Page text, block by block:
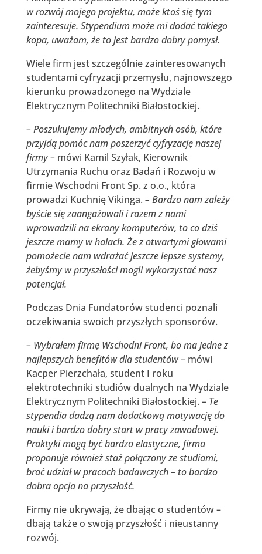
w rozwój mojego projektu, może ktoś się tym
zainteresuje. Stypendium może mi dodać takiego
kopa, uważam, że to jest bardzo dobry pomysł.
Wiele firm jest szczególnie zainteresowanych
studentami cyfryzacji przemysłu, najnowszego
kierunku prowadzonego na Wydziale
Elektrycznym Politechniki Białostockiej.
– Poszukujemy młodych, ambitnych osób, które
przyjdą pomóc nam poszerzyć cyfryzację naszej
firmy – mówi Kamil Szyłak, Kierownik
Utrzymania Ruchu oraz Badań i Rozwoju w
firmie Wschodni Front Sp. z o.o., która
prowadzi Kuchnię Vikinga. – Bardzo nam zależy
byście się zaangażowali i razem z nami
wprowadzili na ekrany komputerów, to co dziś
jeszcze mamy w halach. Że z otwartymi głowami
pomożecie nam wdrażać jeszcze lepsze systemy,
żebyśmy w przyszłości mogli wykorzystać nasz
potencjał.
Podczas Dnia Fundatorów studenci poznali
oczekiwania swoich przyszłych sponsorów.
– Wybrałem firmę Wschodni Front, bo ma jedne z
najlepszych benefitów dla studentów – mówi
Kacper Pierzchała, student I roku
elektrotechniki studiów dualnych na Wydziale
Elektrycznym Politechniki Białostockiej. – Te
stypendia dadzą nam dodatkową motywację do
nauki i bardzo dobry start w pracy zawodowej.
Praktyki mogą być bardzo elastyczne, firma
proponuje również staż połączony ze studiami,
brać udział w pracach badawczych – to bardzo
dobra opcja na przyszłość.
Firmy nie ukrywają, że dbając o studentów –
dbają także o swoją przyszłość i nieustanny
rozwój.